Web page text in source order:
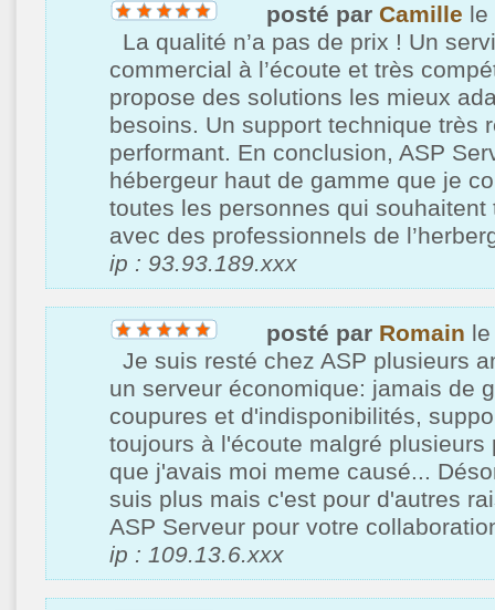
posté par Camille le
La qualité n’a pas de prix ! Un
commercial à l’écoute et très
propose des solutions les mieux
besoins. Un support technique très
performant. En conclusion, ASP
hébergeur haut de gamme que je
toutes les personnes qui souhaitent
avec des professionnels de
ip : 93.93.189.xxx
posté par Romain
Je suis resté chez ASP plusieurs
un serveur économique: jamais de
coupures et d'indisponibilités,
toujours à l'écoute malgré plusieurs
que j'avais moi meme causé...
suis plus mais c'est pour d'autres
ASP Serveur pour votre
ip : 109.13.6.xxx